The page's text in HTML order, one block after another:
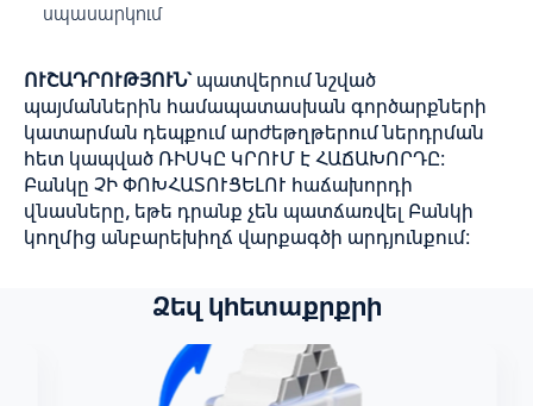
սպասարկում
ՈՒՇԱԴՐՈՒԹՅՈՒՆ` պատվերում նշված
պայմաններին համապատասխան գործարքների
կատարման դեպքում արժեթղթերում ներդրման
հետ կապված ՌԻՍԿԸ ԿՐՈՒՄ Է ՀԱՃԱԽՈՐԴԸ:
Բանկը ՉԻ ՓՈԽՀԱՏՈՒՑԵԼՈՒ հաճախորդի
վնասները, եթե դրանք չեն պատճառվել Բանկի
կողմից անբարեխիղճ վարքագծի արդյունքում:
Ձեզ կհետաքրքրի